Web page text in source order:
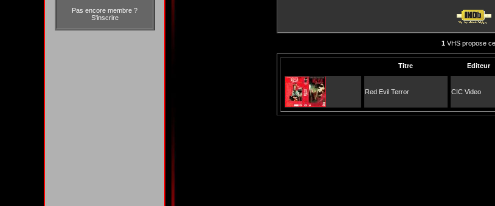
Pas encore membre ?
S'inscrire
1VHS propose
Titre Editeur
Red Evil Terror CIC Video